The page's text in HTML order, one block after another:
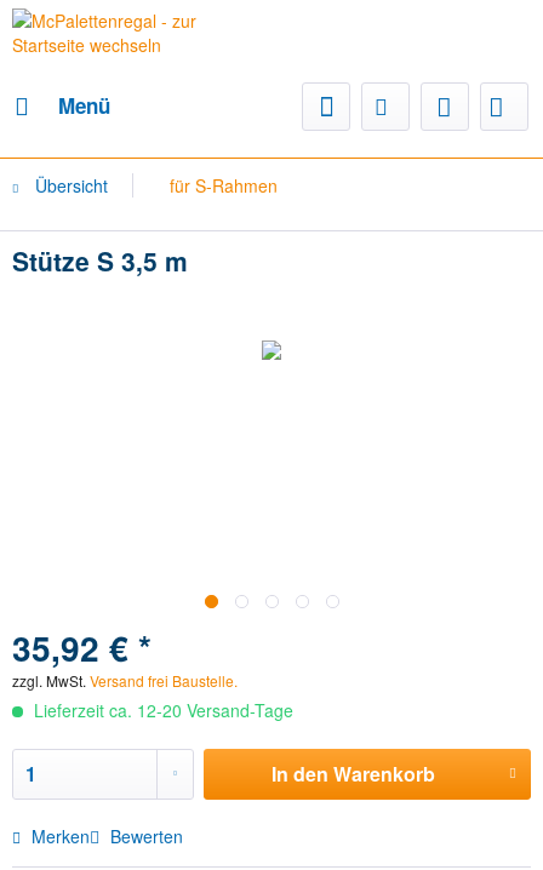
Menü
Übersicht für S-Rahmen
Stütze S 3,5 m
35,92 € *
zzgl. MwSt. Versand frei Baustelle.
Lieferzeit ca. 12-20 Versand-Tage
In den Warenkorb
Merken Bewerten